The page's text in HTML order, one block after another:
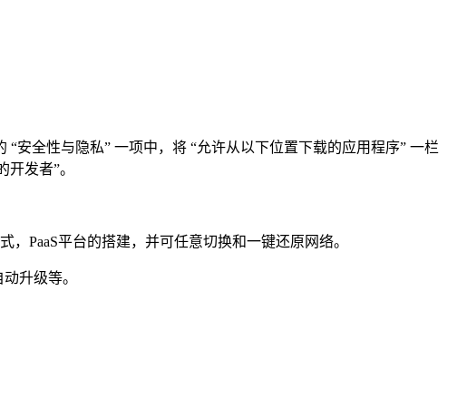
安全性与隐私” 一项中，将 “允许从以下位置下载的应用程序” 一栏
发者”。
PaaS平台的搭建，并可任意切换和一键还原网络。
升级等。